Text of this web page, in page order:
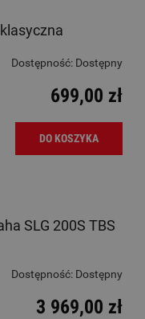
Dostępność: Dostępny
699,00 zł
DO KOSZYKA
SLG 200S TBS
Dostępność: Dostępny
3 969,00 zł